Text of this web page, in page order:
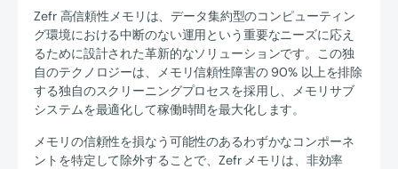
Zefr 高信頼性メモリは、データ集約型のコンピューティン
グ環境における中断のない運用という重要なニーズに応え
るために設計された革新的なソリューションです。この独
自のテクノロジーは、メモリ信頼性障害の 90% 以上を排除
する独自のスクリーニングプロセスを採用し、メモリサブ
システムを最適化して稼働時間を最大化します。
メモリの信頼性を損なう可能性のあるわずかなコンポーネ
ントを特定して除外することで、Zefr メモリは、非効率